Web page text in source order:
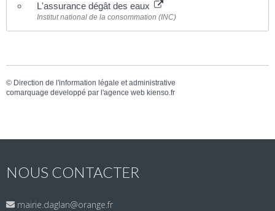
L'assurance dégât des eaux
Institut national de la consommation (INC)
© Direction de l'information légale et administrative
comarquage developpé par l'agence web kienso.fr
NOUS CONTACTER
mairie.daglan@orange.fr